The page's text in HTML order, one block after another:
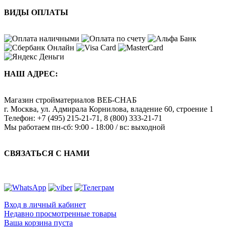
ВИДЫ ОПЛАТЫ
НАШ АДРЕС:
Магазин стройматериалов ВЕБ-СНАБ
г. Москва, ул. Адмирала Корнилова, владение 60, строение 1
Телефон: +7 (495) 215-21-71 , 8 (800) 333-21-71
Мы работаем пн-сб: 9:00 - 18:00 / вс: выходной
СВЯЗАТЬСЯ С НАМИ
Вход в личный кабинет
Недавно просмотренные товары
Ваша корзина пуста